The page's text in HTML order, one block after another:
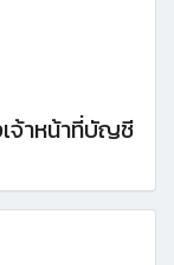
จ้าหน้าที่บัญชี